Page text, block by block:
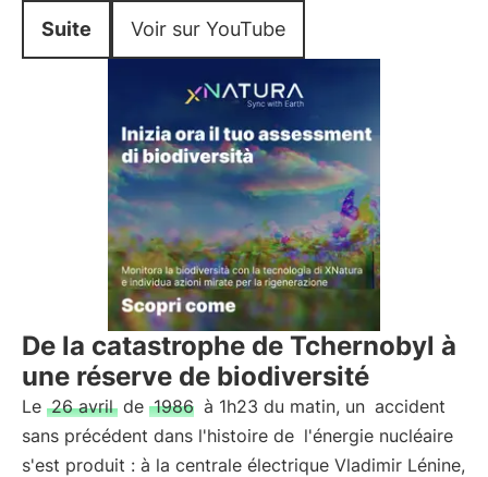
Suite Voir sur YouTube
De la catastrophe de Tchernobyl à
une réserve de biodiversité
Le 26 avril de 1986 à 1h23 du matin, un accident
sans précédent dans l'histoire de l'énergie nucléaire
s'est produit : à la centrale électrique Vladimir Lénine,